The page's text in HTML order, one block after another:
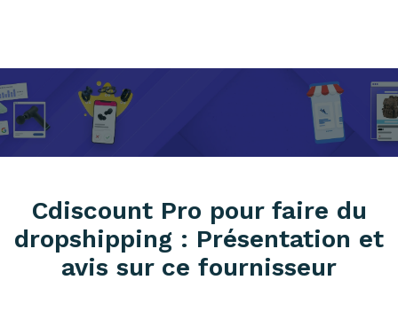
Cdiscount Pro pour faire du
dropshipping : Présentation et
avis sur ce fournisseur